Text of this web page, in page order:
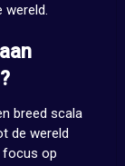
wereld.
breed scala
de wereld
focus op